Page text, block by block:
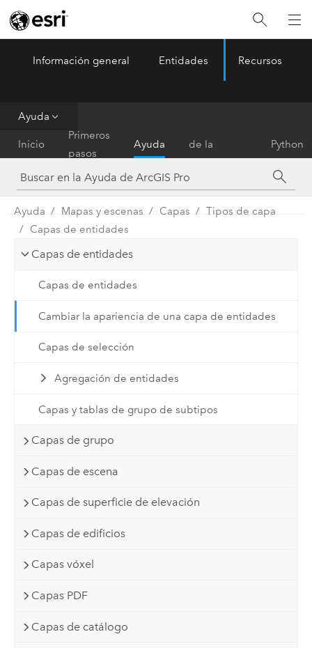
ArcGIS Pro Menu
Información general Entidades Recursos
Ayuda
Inicio
Primeros
pasos
Ayuda
de la
herramienta
Python
Ayuda Mapas y escenas Capas
Tipos de capa
Capas de entidades
Capas de entidades
Capas de entidades
Cambiar la apariencia de una capa de entidades
Capas de selección
Agregación de entidades
Capas y tablas de grupo de subtipos
Capas de grupo
Capas de escena
Capas de superficie de elevación
Capas de edificios
Capas vóxel
Capas PDF
Capas de catálogo